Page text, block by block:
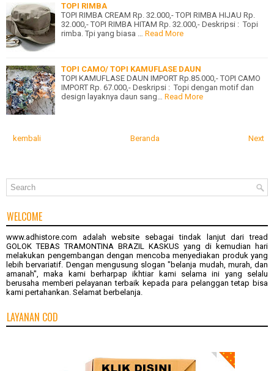
TOPI RIMBA
TOPI RIMBA CREAM Rp. 32.000,- TOPI RIMBA HIJAU Rp.
32.000,- TOPI RIMBA HITAM Rp. 32.000,- Deskripsi : Topi
rimba. Tpi yang biasa …
Read More
TOPI CAMO/ TOPI KAMUFLASE DAUN
TOPI KAMUFLASE DAUN IMPORT Rp.85.000,- TOPI CAMO
IMPORT Rp. 67.000,- Deskripsi : Topi dengan motif dan
design layaknya daun sang…
Read More
kembali Next
Beranda
WELCOME
www.adhistore.com adalah website sebagai tindak lanjut dari tread
GOLOK TEBAS TRAMONTINA BRAZIL KASKUS yang di kemudian hari
melakukan pengembangan dengan mencoba menyediakan produk yang
lebih bervariatif. Dengan mengusung slogan "belanja mudah, murah, dan
amanah", maka kami berharpap ikhtiar kami selama ini yang selalu
berusaha memberi pelayanan terbaik kepada para pelanggan tetap bisa
kami pertahankan. Selamat berbelanja.
LAYANAN COD